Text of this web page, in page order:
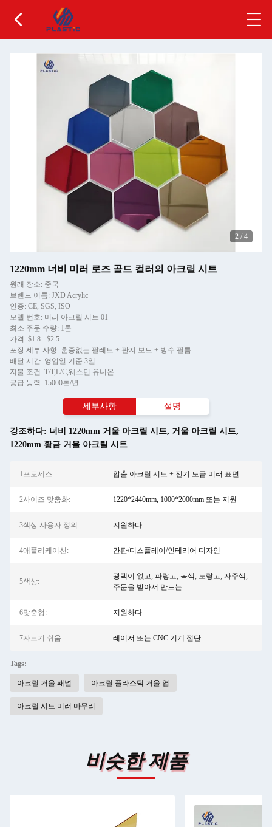
2 / 4
1220mm 너비 미러 로즈 골드 컬러의 아크릴 시트
원래 장소: 중국
브랜드 이름: JXD Acrylic
인증: CE, SGS, ISO
모델 번호: 미러 아크릴 시트 01
최소 주문 수량: 1톤
가격: $1.8 - $2.5
포장 세부 사항: 훈증없는 팔레트 + 판지 보드 + 방수 필름
배달 시간: 영업일 기준 3일
지불 조건: T/T,L/C,웨스턴 유니온
공급 능력: 15000톤/년
세부사항 설명
강조하다: 너비 1220mm 거울 아크릴 시트, 거울 아크릴 시트,
1220mm 황금 거울 아크릴 시트
1프로세스: 압출 아크릴 시트 + 전기 도금 미러 표면
2사이즈 맞춤화: 1220*2440mm, 1000*2000mm 또는 지원
3색상 사용자 정의: 지원하다
4애플리케이션: 간판/디스플레이/인테리어 디자인
5색상:
광택이 없고, 파랗고, 녹색, 노랗고, 자주색,
주문을 받아서 만드는
6맞춤형: 지원하다
7자르기 쉬움: 레이저 또는 CNC 기계 절단
Tags:
아크릴 거울 패널 아크릴 플라스틱 거울 엽
아크릴 시트 미러 마무리
비슷한 제품